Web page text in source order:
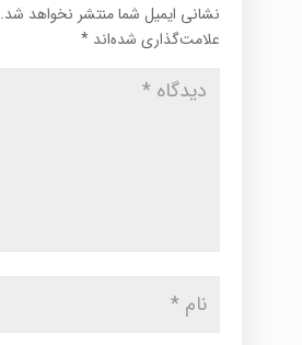
نشانی ایمیل شما منتشر نخواهد شد.
علامت‌گذاری شده‌اند *